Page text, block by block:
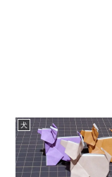
犬